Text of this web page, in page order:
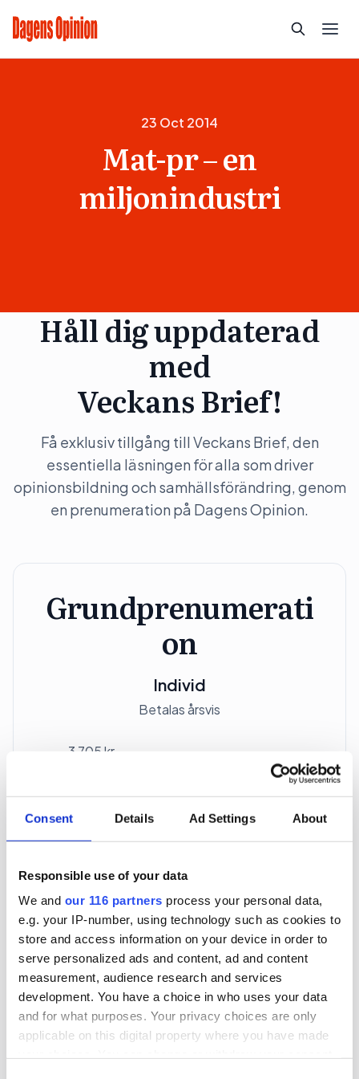
Consent Details Ad Settings About
Responsible use of your data
We and our 116 partners process your personal data,
e.g. your IP-number, using technology such as cookies to
store and access information on your device in order to
serve personalized ads and content, ad and content
measurement, audience research and services
development. You have a choice in who uses your data
and for what purposes. Your privacy choices are only
applicable on this digital property where you have made
23 Oct 2014
Mat-pr – en
miljonindustri
Håll dig uppdaterad
med
Veckans Brief!
Få exklusiv tillgång till Veckans Brief, den
essentiella läsningen för alla som driver
opinionsbildning och samhällsförändring, genom
en prenumeration på Dagens Opinion.
Grundprenumerati
on
Individ
Betalas årsvis
3 705 kr
*Moms (6 %) ingår i alla priser.
Företagspaket